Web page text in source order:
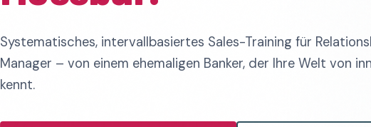
Systematisches, intervallbasiertes Sales-Training für
Manager – von einem ehemaligen Banker, der Ihre Welt von
kennt.